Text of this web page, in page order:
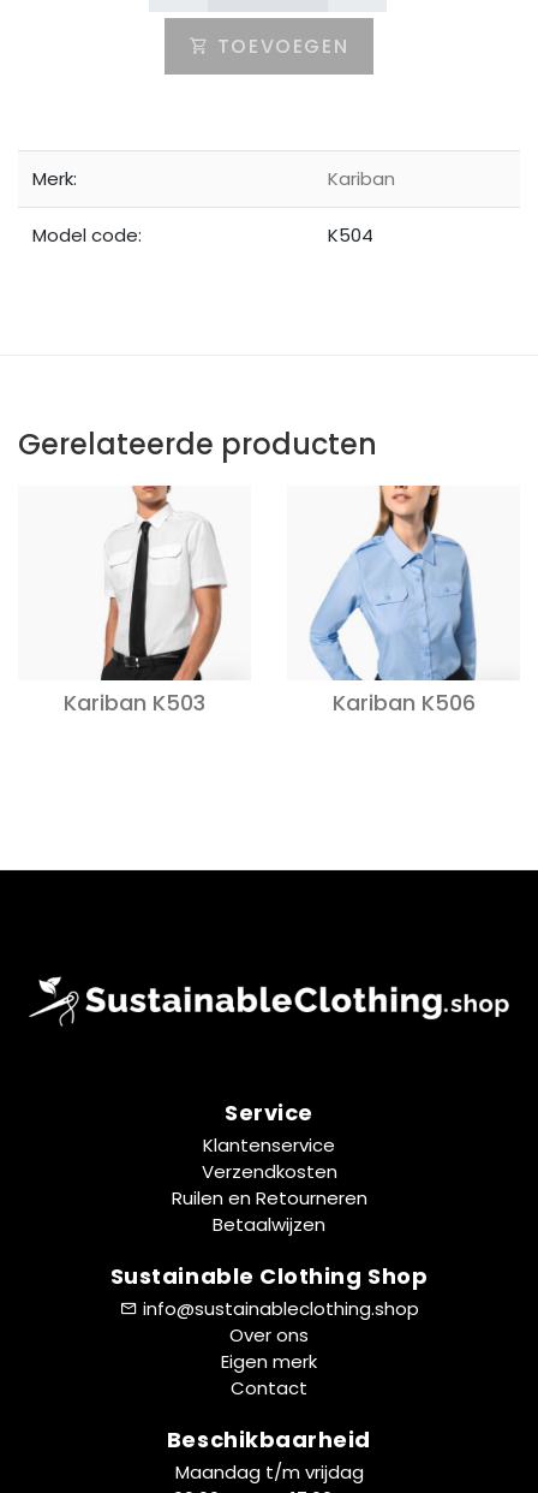
TOEVOEGEN
Merk: Kariban
Model code: K504
Gerelateerde producten
Kariban K503 Kariban K506
Service
Klantenservice
Verzendkosten
Ruilen en Retourneren
Betaalwijzen
Sustainable Clothing Shop
info@sustainableclothing.shop
Over ons
Eigen merk
Contact
Beschikbaarheid
Maandag t/m vrijdag